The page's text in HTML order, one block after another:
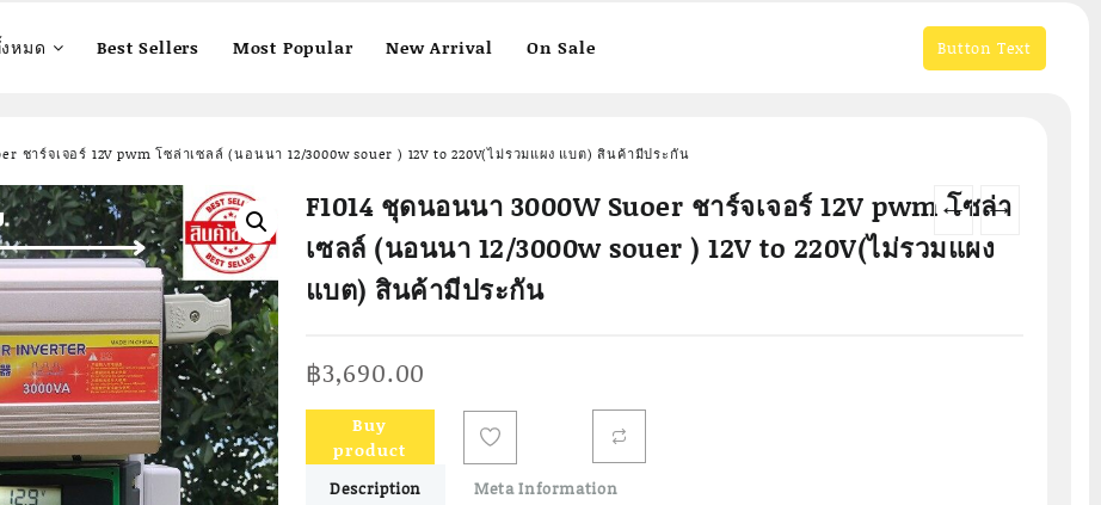
หมด Best Sellers Most Popular New Arrival On Sale Button Text
ชาร์จเจอร์ 12V pwm โซล่าเซลล์ (นอนนา 12/3000w souer ) 12V to 220V(ไม่รวมแผง แบต) สินค้ามีประกัน
← →
F1014 ชุดนอนนา 3000W Suoer ชาร์จเจอร์ 12V pwm โซล่า
เซลล์ (นอนนา 12/3000w souer ) 12V to 220V(ไม่รวมแผง
แบต) สินค้ามีประกัน
฿3,690.00
Buy
product
Description Meta Information